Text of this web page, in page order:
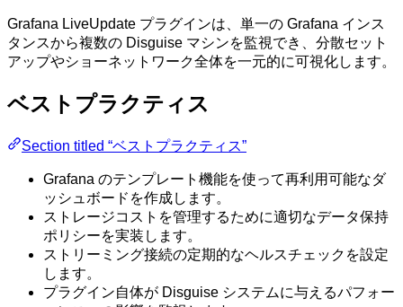
Grafana LiveUpdate プラグインは、単一の Grafana インス
タンスから複数の Disguise マシンを監視でき、分散セット
アップやショーネットワーク全体を一元的に可視化します。
ベストプラクティス
Section titled “ベストプラクティス”
Grafana のテンプレート機能を使って再利用可能なダ
ッシュボードを作成します。
ストレージコストを管理するために適切なデータ保持
ポリシーを実装します。
ストリーミング接続の定期的なヘルスチェックを設定
します。
プラグイン自体が Disguise システムに与えるパフォー